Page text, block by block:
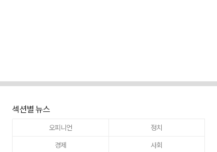
섹션별 뉴스
오피니언
정치
경제
사회